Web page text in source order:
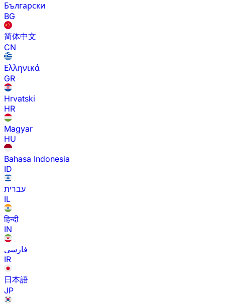
Български
BG
简体中文
CN
Ελληνικά
GR
Hrvatski
HR
Magyar
HU
Bahasa Indonesia
ID
עברית
IL
हिन्दी
IN
فارسی
IR
日本語
JP